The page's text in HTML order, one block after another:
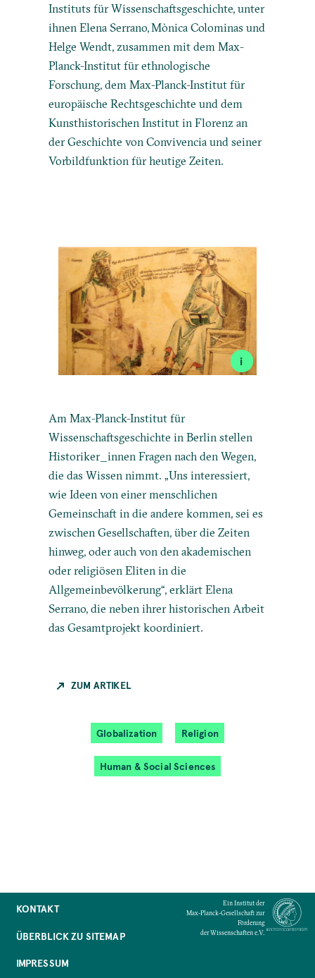
Instituts für Wissenschaftsgeschichte, unter
ihnen Elena Serrano,Mònica Colominas und
Helge Wendt, zusammen mit dem Max-
Planck-Institut für ethnologische
Forschung, dem Max-Planck-Institut für
europäische Rechtsgeschichte und dem
Kunsthistorischen Institut in Florenz an
der Geschichte von Convivencia und seiner
Vorbildfunktion für heutige Zeiten.
i
Am Max-Planck-Institut für
Wissenschaftsgeschichte in Berlin stellen
Historiker_innen Fragen nach den Wegen,
die das Wissen nimmt. „Uns interessiert,
wie Ideen von einer menschlichen
Gemeinschaft in die andere kommen, sei es
zwischen Gesellschaften, über die Zeiten
hinweg, oder auch von den akademischen
oder religiösen Eliten in die
Allgemeinbevölkerung“, erklärt Elena
Serrano, die neben ihrer historischen Arbeit
das Gesamtprojekt koordiniert.
ZUM ARTIKEL
Globalization Religion
Human & Social Sciences
KONTAKT
ÜBERBLICK ZU SITEMAP
IMPRESSUM
Ein Institut der
Max-Planck-Gesellschaft zur
Förderung
der Wissenschaften e.V.